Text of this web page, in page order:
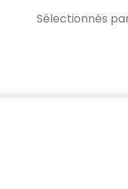
Sélectionnés